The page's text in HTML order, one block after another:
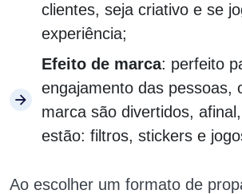
clientes, seja criativo e se
experiência;
Efeito de marca: perfeito
engajamento das pessoas,
marca são divertidos,
estão: filtros, stickers e
Ao escolher um formato de